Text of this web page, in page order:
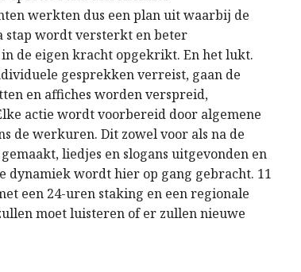
werkten dus een plan uit waarbij de
stap wordt versterkt en beter
de eigen kracht opgekrikt. En het lukt.
gesprekken verreist, gaan de
en affiches worden verspreid,
actie wordt voorbereid door algemene
de werkuren. Dit zowel voor als na de
liedjes en slogans uitgevonden en
dynamiek wordt hier op gang gebracht. 11
een 24-uren staking en een regionale
moet luisteren of er zullen nieuwe